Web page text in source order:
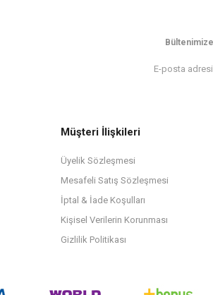
Müşteri İlişkileri
Üyelik Sözleşmesi
Mesafeli Satış Sözleşmesi
İptal & İade Koşulları
Kişisel Verilerin Korunması
Gizlilik Politikası